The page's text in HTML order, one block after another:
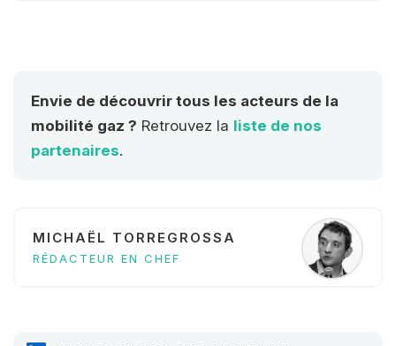
Envie de découvrir tous les acteurs de la
mobilité gaz ? Retrouvez la liste de nos
partenaires.
MICHAËL TORREGROSSA
RÉDACTEUR EN CHEF